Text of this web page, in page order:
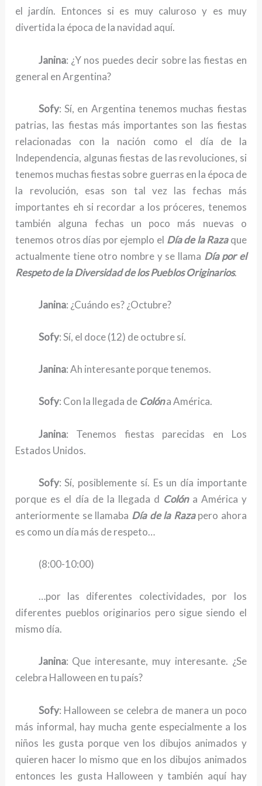
el jardín. Entonces si es muy caluroso y es muy
divertida la época de la navidad aquí.
Janina: ¿Y nos puedes decir sobre las fiestas en
general en Argentina?
Sofy: Sí, en Argentina tenemos muchas fiestas
patrias, las fiestas más importantes son las fiestas
relacionadas con la nación como el día de la
Independencia, algunas fiestas de las revoluciones, si
tenemos muchas fiestas sobre guerras en la época de
la revolución, esas son tal vez las fechas más
importantes eh si recordar a los próceres, tenemos
también alguna fechas un poco más nuevas o
tenemos otros días por ejemplo el Día de la Razaque
actualmente tiene otro nombre y se llama Día por el
Respeto de la Diversidad de los Pueblos Originarios.
Janina: ¿Cuándo es? ¿Octubre?
Sofy: Sí, el doce (12) de octubre sí.
Janina: Ah interesante porque tenemos.
Sofy: Con la llegada de Colóna América.
Janina: Tenemos fiestas parecidas en Los
Estados Unidos.
Sofy: Sí, posiblemente sí. Es un día importante
porque es el día de la llegada d Colóna América y
anteriormente se llamaba Día de la Razapero ahora
es como un día más de respeto…
(8:00-10:00)
…por las diferentes colectividades, por los
diferentes pueblos originarios pero sigue siendo el
mismo día.
Janina: Que interesante, muy interesante. ¿Se
celebra Halloween en tu país?
Sofy: Halloween se celebra de manera un poco
más informal, hay mucha gente especialmente a los
niños les gusta porque ven los dibujos animados y
quieren hacer lo mismo que en los dibujos animados
entonces les gusta Halloween y también aquí hay